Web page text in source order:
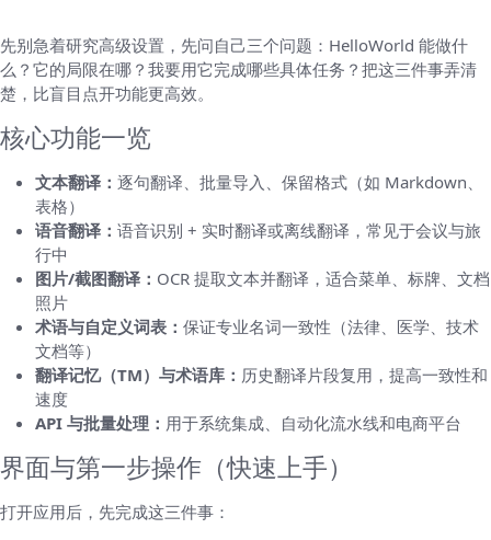
先别急着研究高级设置，先问自己三个问题：HelloWorld 能做什
么？它的局限在哪？我要用它完成哪些具体任务？把这三件事弄清
楚，比盲目点开功能更高效。
核心功能一览
文本翻译： 逐句翻译、批量导入、保留格式（如 Markdown、
表格）
语音翻译： 语音识别 + 实时翻译或离线翻译，常见于会议与旅
行中
图片/截图翻译： OCR 提取文本并翻译，适合菜单、标牌、文档
照片
术语与自定义词表： 保证专业名词一致性（法律、医学、技术
文档等）
翻译记忆（TM）与术语库： 历史翻译片段复用，提高一致性和
速度
API 与批量处理： 用于系统集成、自动化流水线和电商平台
界面与第一步操作（快速上手）
打开应用后，先完成这三件事：